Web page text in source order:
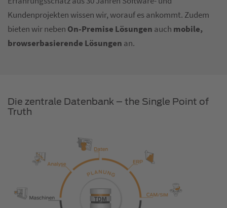
Kundenprojekten wissen wir, worauf es ankommt. Zudem
bieten wir neben On-Premise Lösungen auch mobile,
browserbasierende Lösungen an.
Die zentrale Datenbank – the Single Point of
Truth